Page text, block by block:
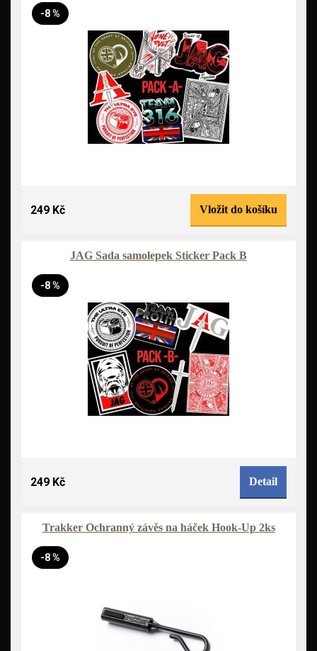
-8 %
249 Kč Vložit do košíku
JAG Sada samolepek Sticker Pack B
-8 %
249 Kč Detail
Trakker Ochranný závěs na háček Hook-Up 2ks
-8 %